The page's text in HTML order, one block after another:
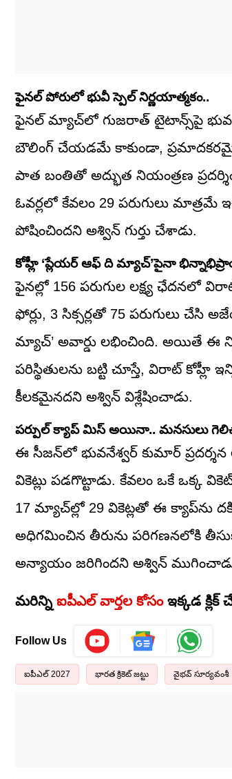
ఫైనల్‌ పోరులో భువీ స్పెల్ నిర్ణయాత్మకం..
ఫైనల్ మ్యాచ్‌లో గుజరాత్ టైటాన్స్‌పై
బౌలింగ్ చేయడమే కాకుండా, ప్రమాదకరమైన
పాత బంతితో అద్భుత నియంత్రణ
ఓవర్లలో కేవలం 29 పరుగులు
పోషించిందని అశ్విన్ గుర్తు చేశాడు.
కోహ్లీ ‘ప్లేయర్ ఆఫ్ ది మ్యాచ్’పైనా
ఫైనల్లో 156 పరుగుల లక్ష్య ఛేదనలో
ఫోర్లు, 3 సిక్సర్లతో 75 పరుగులు
మ్యాచ్’ అవార్డు లభించింది. అయితే ఈ
పరిస్థితులను బట్టి చూస్తే, విరాట్ కోహ్లీ
కీలకమైనదని అశ్విన్ విశ్లేషించాడు.
పర్పుల్ క్యాప్ మిస్ అయినా.. మనసులు
ఈ సీజన్‌లో భువనేశ్వర్ కుమార్
వికెట్లు పడగొట్టాడు. కేవలం ఒకే
17 మ్యాచ్‌ల్లో 29 వికెట్లతో ఈ క్యాప్‌ను
అధిగమించిన తీరును పరిగణనలోకి
అన్యాయం జరిగిందని అశ్విన్
మరిన్ని ఐపీఎల్ వార్తల కోసంఇక్కడ క్లిక్
Follow Us
ఐపీఎల్ 2027 భారత క్రికెట్ జట్టు వైభవ్ సూర్యవంశీ